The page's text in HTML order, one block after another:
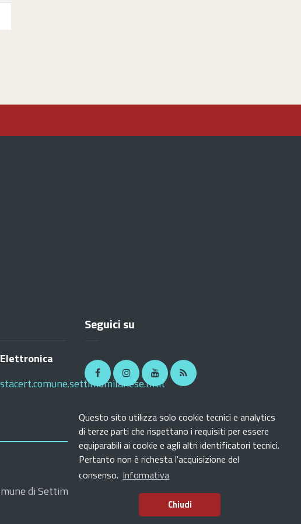
Questo sito utilizza solo cookie tecnici e analytics
di terze parti che rispettano i requisiti per essere
equiparabili ai cookie e agli altri identificatori tecnici.
Pertanto non è richesta l'acquisizione del
consenso. Informativa
Chiudi
Seguici su
FacebookInstagramYoutube RSS
di Settimo Milanese | Sviluppo a cura di